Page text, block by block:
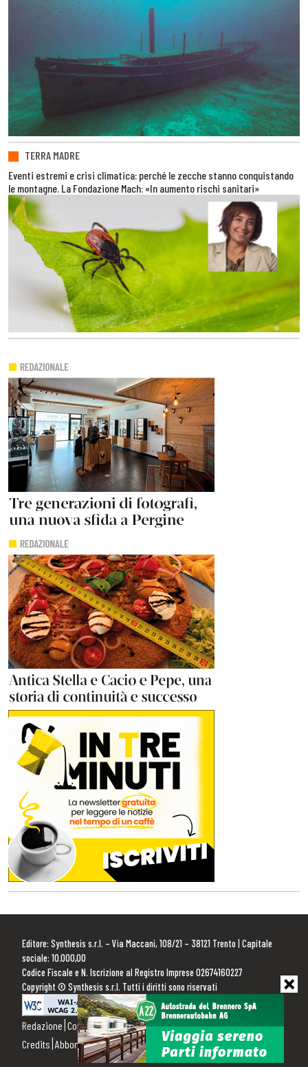
TERRA MADRE
Eventi estremi e crisi climatica: perché le zecche stanno conquistando
le montagne. La Fondazione Mach: «In aumento rischi sanitari»
Editore: Synthesis s.r.l. – Via Maccani, 108/21 – 38121 Trento | Capitale
sociale: 10.000,00
Codice Fiscale e N. Iscrizione al Registro Imprese 02674160227
Copyright © Synthesis s.r.l. Tutti i diritti sono riservati
Redazione Contattaci Pubblicità Privacy Policy Cookie Policy
Credits Abbonamenti